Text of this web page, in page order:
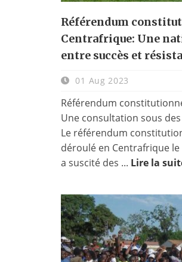
Référendum
Centrafrique: Une
entre succès et
01 Aug 2023
Référendum
Une consultation sous
Le référendum
déroulé en Centrafrique
a suscité des ... Lire la